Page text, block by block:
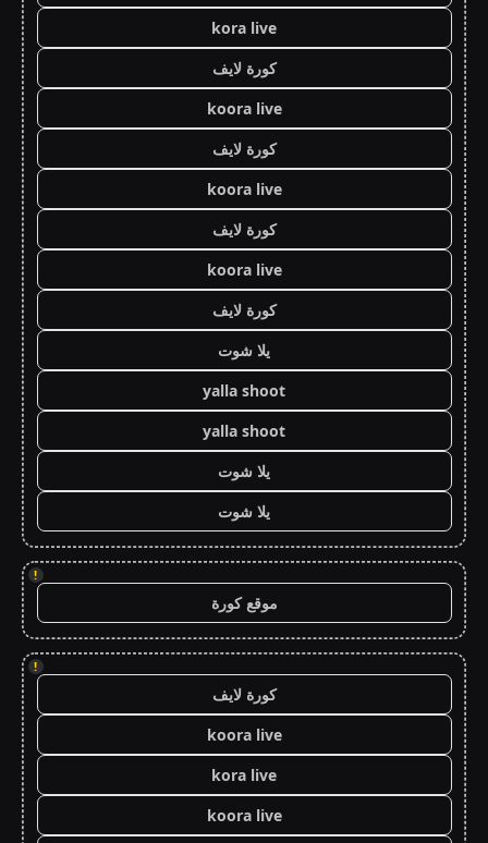
kora live
كورة لايف
koora live
كورة لايف
koora live
كورة لايف
koora live
كورة لايف
يلا شوت
yalla shoot
yalla shoot
يلا شوت
يلا شوت
!
موقع كورة
!
كورة لايف
koora live
kora live
koora live